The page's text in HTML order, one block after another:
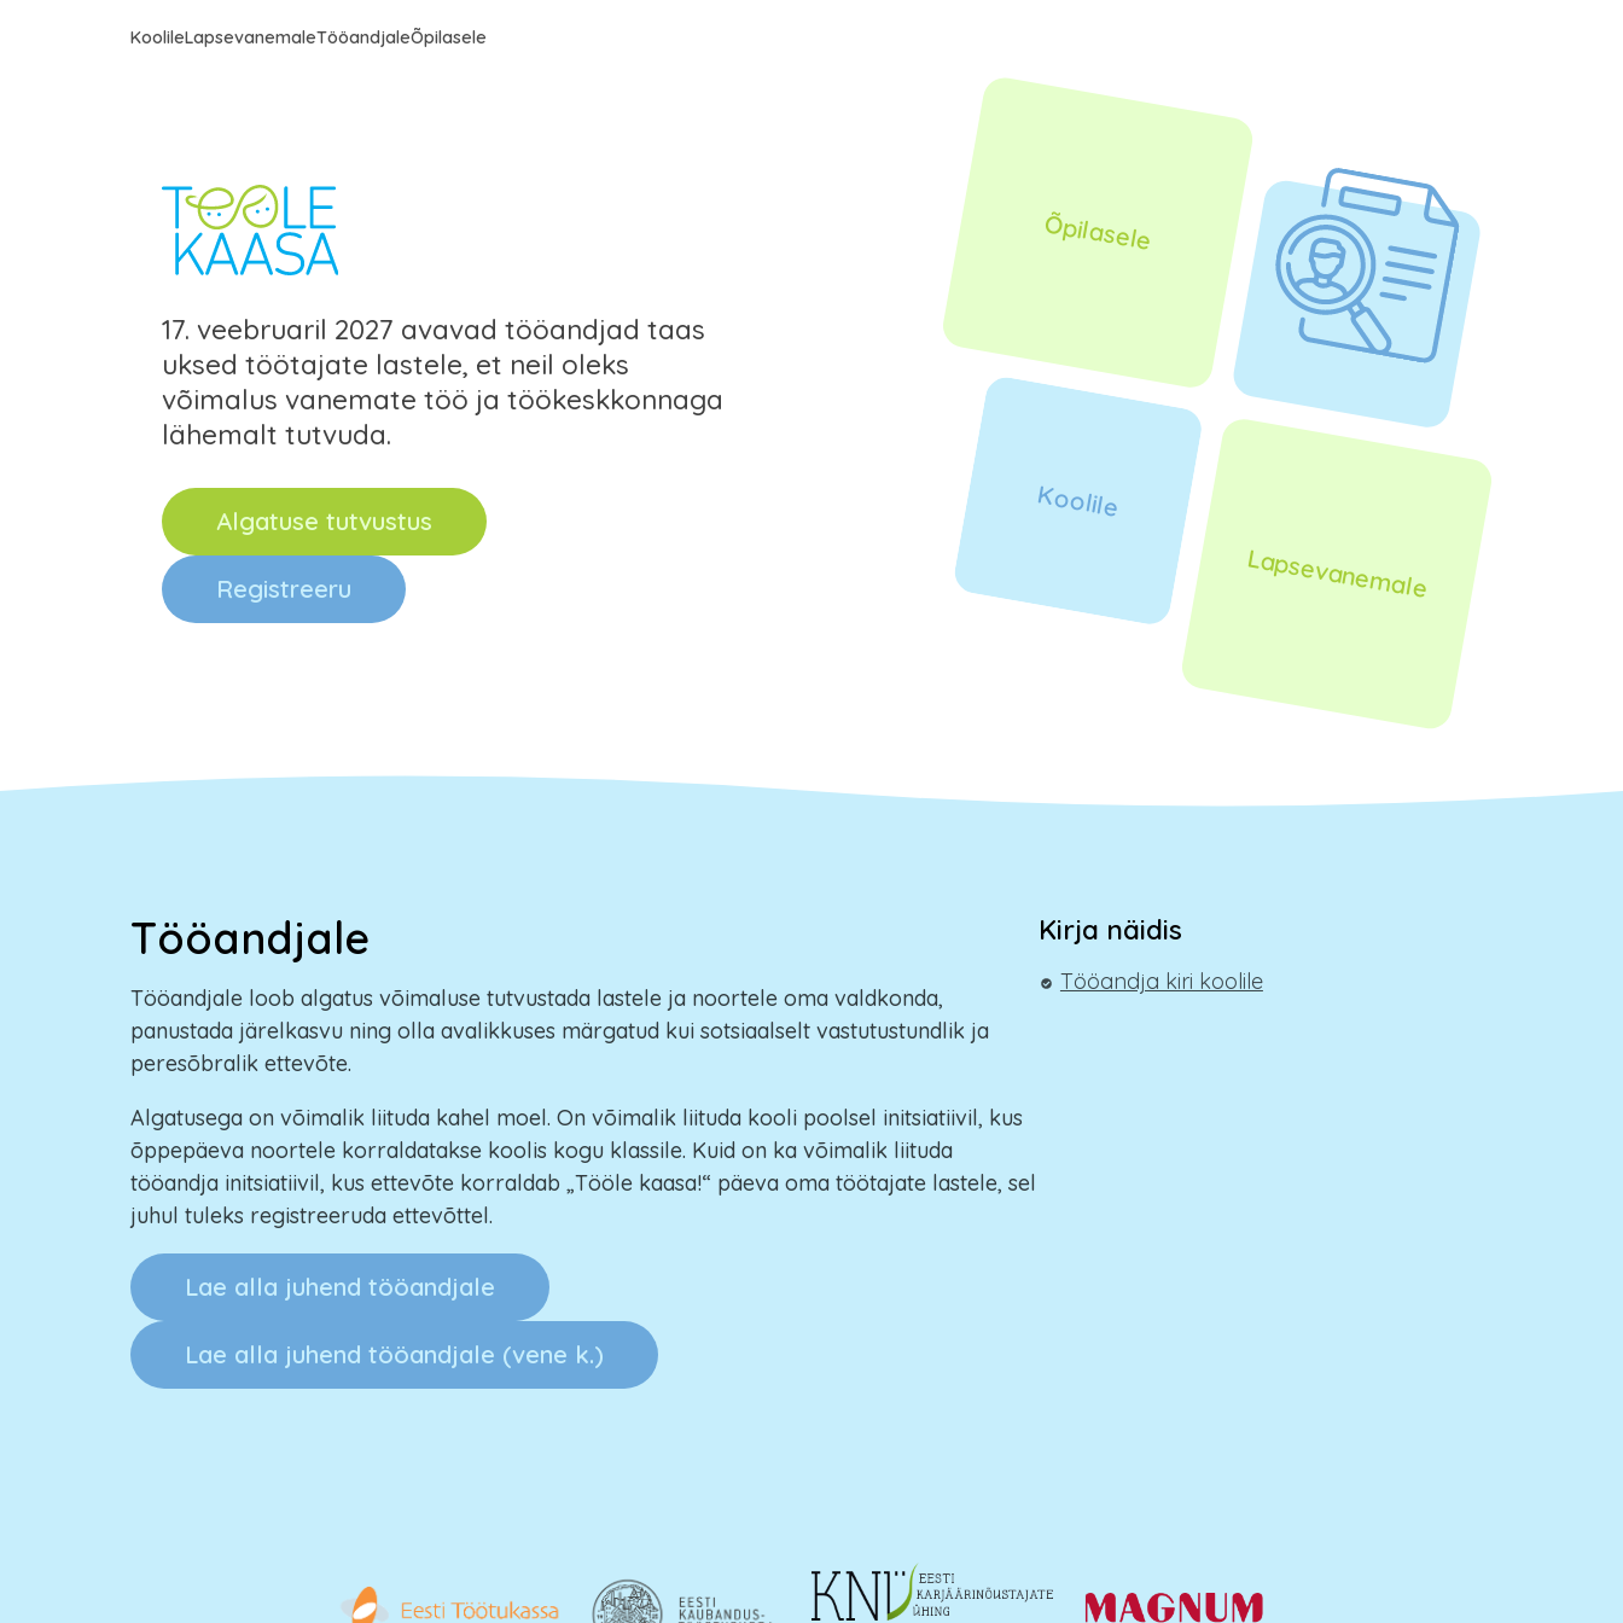
KoolileLapsevanemaleTööandjaleÕpilasele
17. veebruaril 2027 avavad tööandjad taas
uksed töötajate lastele, et neil oleks
võimalus vanemate töö ja töökeskkonnaga
lähemalt tutvuda.
Algatuse tutvustus
Registreeru
Õpilasele
Koolile
Lapsevanemale
Tööandjale
Tööandjale loob algatus võimaluse tutvustada lastele ja noortele oma valdkonda,
panustada järelkasvu ning olla avalikkuses märgatud kui sotsiaalselt vastutustundlik ja
peresõbralik ettevõte.
Algatusega on võimalik liituda kahel moel. On võimalik liituda kooli poolsel initsiatiivil, kus
õppepäeva noortele korraldatakse koolis kogu klassile. Kuid on ka võimalik liituda
tööandja initsiatiivil, kus ettevõte korraldab „Tööle kaasa!“ päeva oma töötajate lastele, sel
juhul tuleks registreeruda ettevõttel.
Lae alla juhend tööandjale
Lae alla juhend tööandjale (vene k.)
Kirja näidis
Tööandja kiri koolile